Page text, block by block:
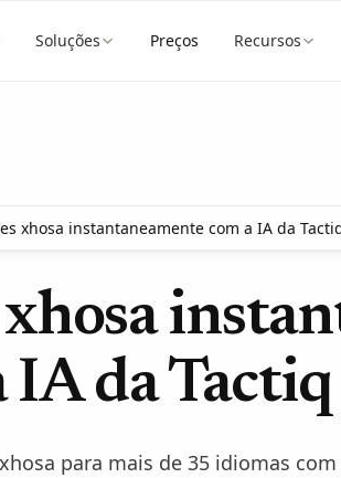
Soluções Preços Recursos
xhosa instantaneamente com a IA da
IA da Tactiq
para mais de 35 idiomas com